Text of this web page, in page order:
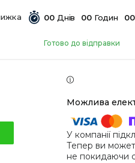
00 Днів 00 Годин 00
Готово до відправки
У компанії
Тепер ви
не покидаючи